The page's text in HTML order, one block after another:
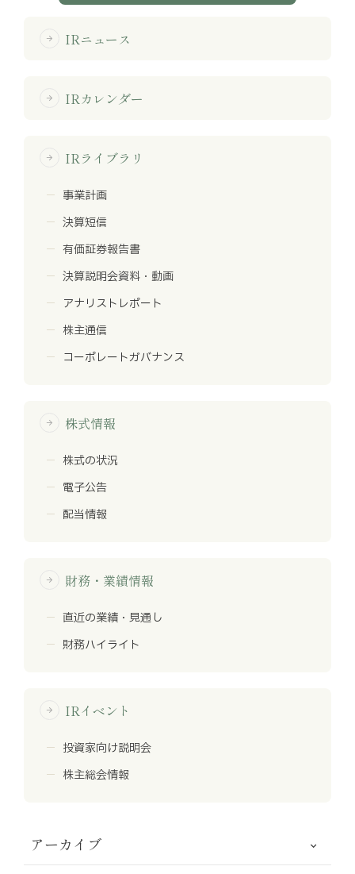
arrow_forward IRニュース
arrow_forward IRカレンダー
arrow_forward IRライブラリ
事業計画
決算短信
有価証券報告書
決算説明会資料・動画
アナリストレポート
株主通信
コーポレートガバナンス
arrow_forward 株式情報
株式の状況
電子公告
配当情報
arrow_forward 財務・業績情報
直近の業績・見通し
財務ハイライト
arrow_forward IRイベント
投資家向け説明会
株主総会情報
アーカイブ